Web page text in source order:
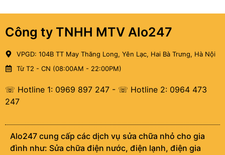
Công ty TNHH MTV Alo247
VPGD: 104B TT May Thăng Long, Yên Lạc, Hai Bà Trưng, Hà Nội
Từ T2 - CN (08:00AM - 22:00PM)
☏ Hotline 1: 0969 897 247 - ☏ Hotline 2: 0964 473
247
Alo247 cung cấp các dịch vụ sửa chữa nhỏ cho gia
đình như: Sửa chữa điện nước, điện lạnh, điện gia